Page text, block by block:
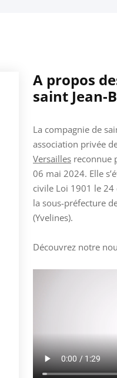
A propos
saint Jean-
La compagnie de
association privée
Versailles reconnue
06 mai 2024. Elle
civile Loi 1901 le
la sous-préfecture
(Yvelines).
Découvrez notre